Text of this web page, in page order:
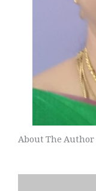
About The Author